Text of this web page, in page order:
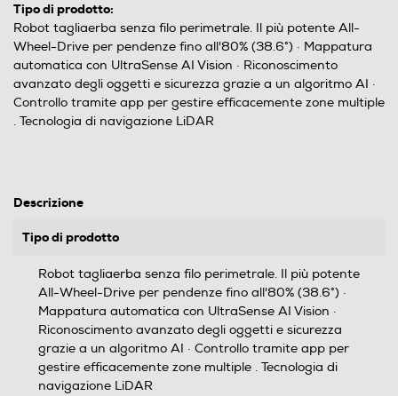
Tipo di prodotto:
Robot tagliaerba senza filo perimetrale. Il più potente All-
Wheel-Drive per pendenze fino all'80% (38.6°) · Mappatura
automatica con UltraSense AI Vision · Riconoscimento
avanzato degli oggetti e sicurezza grazie a un algoritmo AI ·
Controllo tramite app per gestire efficacemente zone multiple
. Tecnologia di navigazione LiDAR
Descrizione
Tipo di prodotto
Robot tagliaerba senza filo perimetrale. Il più potente
All-Wheel-Drive per pendenze fino all'80% (38.6°) ·
Mappatura automatica con UltraSense AI Vision ·
Riconoscimento avanzato degli oggetti e sicurezza
grazie a un algoritmo AI · Controllo tramite app per
gestire efficacemente zone multiple . Tecnologia di
navigazione LiDAR